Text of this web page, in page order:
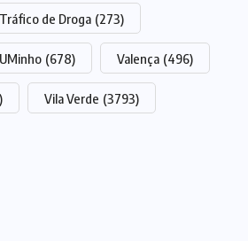
Tráfico de Droga (273)
UMinho (678) Valença (496)
Vila Verde (3793)